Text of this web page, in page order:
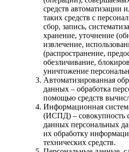
средств автоматизации
таких средств с
сбор, запись,
хранение, уточнение
извлечение,
(распространение,
обезличивание,
уничтожение
Автоматизированная
данных – обработка
помощью средств
Информационная
(ИСПД) – совокупность
данных персональных
их обработку
технических средств.